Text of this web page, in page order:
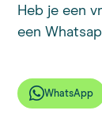
Heb je een
een
WhatsApp